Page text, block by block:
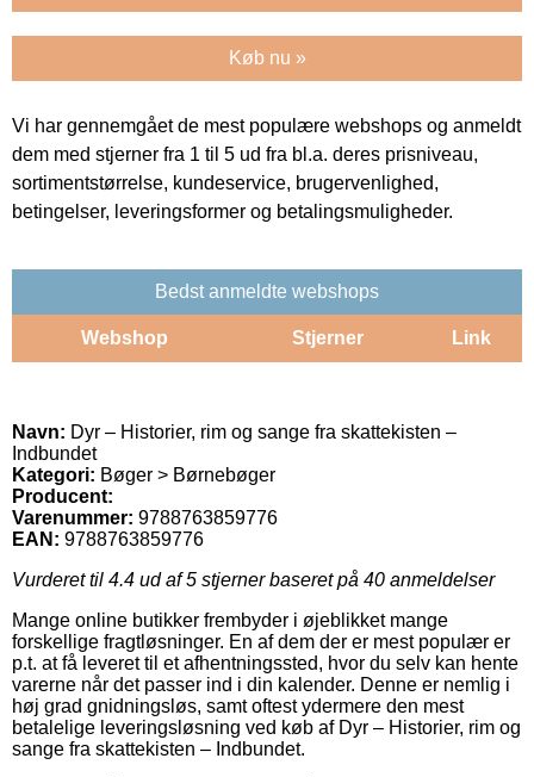
Køb nu »
Vi har gennemgået de mest populære webshops og anmeldt
dem med stjerner fra 1 til 5 ud fra bl.a. deres prisniveau,
sortimentstørrelse, kundeservice, brugervenlighed,
betingelser, leveringsformer og betalingsmuligheder.
Bedst anmeldte webshops
Webshop Stjerner Link
Navn: Dyr – Historier, rim og sange fra skattekisten –
Indbundet
Kategori: Bøger > Børnebøger
Producent:
Varenummer: 9788763859776
EAN: 9788763859776
Vurderet til 4.4 ud af 5 stjerner baseret på 40 anmeldelser
Mange online butikker frembyder i øjeblikket mange
forskellige fragtløsninger. En af dem der er mest populær er
p.t. at få leveret til et afhentningssted, hvor du selv kan hente
varerne når det passer ind i din kalender. Denne er nemlig i
høj grad gnidningsløs, samt oftest ydermere den mest
betalelige leveringsløsning ved køb af Dyr – Historier, rim og
sange fra skattekisten – Indbundet.